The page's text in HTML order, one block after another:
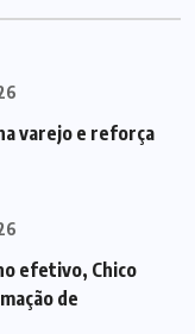
varejo e reforça
efetivo, Chico
de